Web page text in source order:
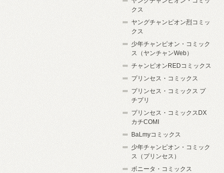
クス
ヤングチャンピオン烈コミッ
クス
少年チャンピオン・コミック
ス（ヤンチャンWeb）
チャンピオンREDコミックス
プリンセス・コミックス
プリンセス・コミックス プ
チプリ
プリンセス・コミックスDX
カチCOMI
BaLmyコミックス
少年チャンピオン・コミック
ス（プリンセス）
ボニータ・コミックス